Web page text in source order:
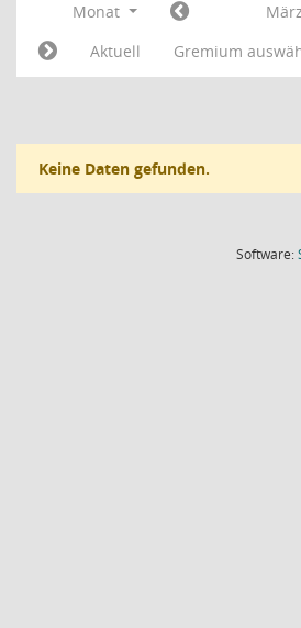
Monat März
Aktuell
Gremium
Keine Daten gefunden.
Software: